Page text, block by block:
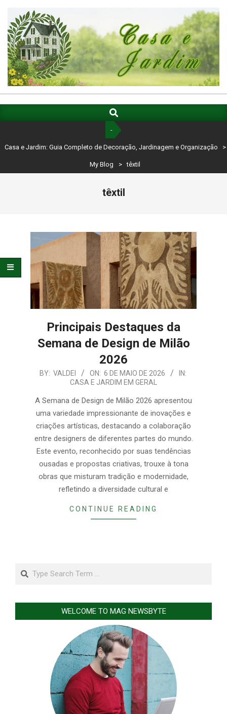
content
CASA
E
GUIA
COMPLETO
DECORAÇÃO,
ORGANIZAÇÃO
Navigation
Search
-
Casa e Jardim: Guia Completo de Decoração, Jardinagem e Organização >
My Blog > têxtil
têxtil
Principais Destaques da
Semana de Design de Milão
2026
2026-
06
BY: VALDEI ON: 6 DE MAIO DE 2026
IN:
CASA E JARDIM EM GERAL
A Semana de Design de Milão 2026 apresentou
uma variedade impressionante de inovações e
criações artísticas, destacando a colaboração
entre designers de diferentes partes do mundo.
Este evento, reconhecido por suas tendências
ousadas e propostas criativas, trouxe à tona
obras que misturam tradição e modernidade,
refletindo a diversidade cultural e
CONTINUE READING
Search
WELCOME TO MAG NEWSBYTE